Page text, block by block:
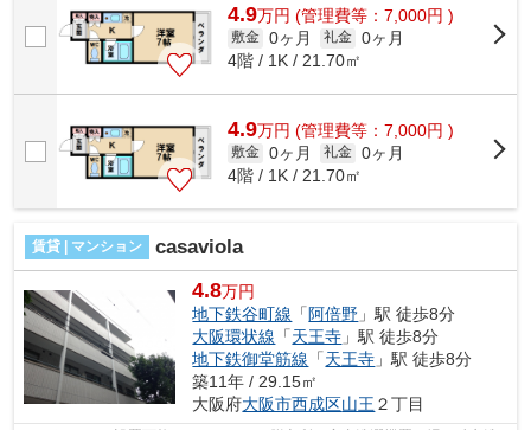
4.9万円 (管理費等：7,000円 )
敷金 0ヶ月 礼金 0ヶ月
4階 / 1K / 21.70㎡
4.9万円 (管理費等：7,000円 )
敷金 0ヶ月 礼金 0ヶ月
4階 / 1K / 21.70㎡
賃貸 | マンション casaviola
4.8万円
地下鉄谷町線 「 阿倍野 」駅 徒歩8分
大阪環状線 「天王寺 」駅 徒歩8分
地下鉄御堂筋線 「天王寺 」駅 徒歩8分
築11年 / 29.15㎡
大阪府大阪市西成区山王 ２丁目